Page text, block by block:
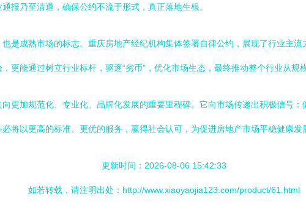
报乃至清退，确保公约不流于形式，真正落地生根。
是成熟市场的标志。重庆房地产经纪机构集体签署自律公约，展现了行业主
更能通过树立行业标杆，驱逐“劣币”，优化市场生态，最终推动整个行业从规
更加规范化、专业化、品牌化发展的重要里程碑。它向市场传递出积极信号
将以更高的标准、更优的服务，赢得社会认可，为促进房地产市场平稳健康发
更新时间：2026-08-06 15:42:33
如若转载，请注明出处：http://www.xiaoyaojia123.com/product/61.html